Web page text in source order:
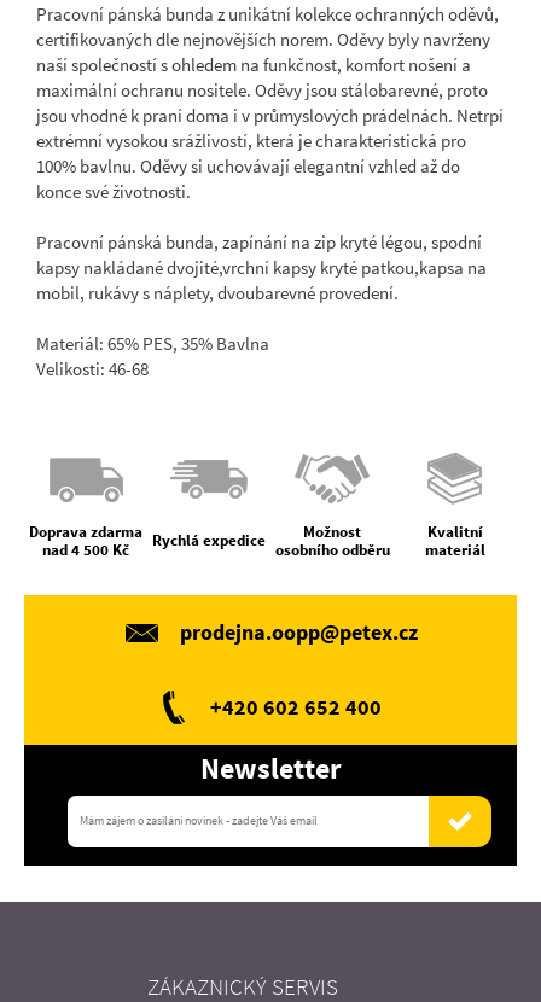
Pracovní pánská bunda z unikátní kolekce ochranných oděvů,
certifikovaných dle nejnovějších norem. Oděvy byly navrženy
naší společností s ohledem na funkčnost, komfort nošení a
maximální ochranu nositele. Oděvy jsou stálobarevné, proto
jsou vhodné k praní doma i v průmyslových prádelnách. Netrpí
extrémní vysokou srážlivostí, která je charakteristická pro
100% bavlnu. Oděvy si uchovávají elegantní vzhled až do
konce své životnosti.
Pracovní pánská bunda, zapínání na zip kryté légou, spodní
kapsy nakládané dvojité,vrchní kapsy kryté patkou,kapsa na
mobil, rukávy s náplety, dvoubarevné provedení.
Materiál: 65% PES, 35% Bavlna
Velikosti: 46-68
Doprava zdarma
nad 4 500 Kč
Rychlá expedice
Možnost
osobního odběru
Kvalitní
materiál
prodejna.oopp@petex.cz
+420 602 652 400
Newsletter
ZÁKAZNICKÝ SERVIS